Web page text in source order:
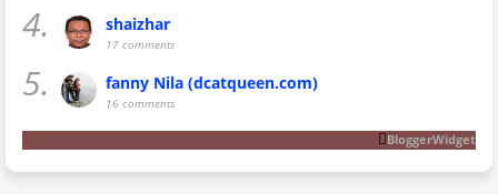
4. shaizhar
17 comments
5. fanny Nila (dcatqueen.com)
16 comments
BloggerWidget